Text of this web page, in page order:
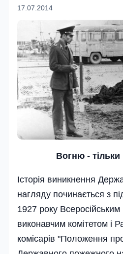
17.07.2014
Вогню - тiльки
Історія виникнення
нагляду починається з
1927 року
виконавчим комітетом і
комісарів "Положення